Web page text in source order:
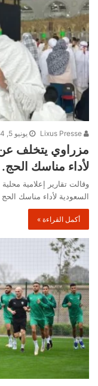
يونيو 5, 2024
مزراوي يتخلف
لأداء مناسك الحج.
وقالت تقارير إعلامية
السعودية لأداء مناسك
أكمل القراءة »